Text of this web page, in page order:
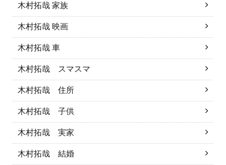
木村拓哉 家族
木村拓哉 映画
木村拓哉 車
木村拓哉 スマスマ
木村拓哉 住所
木村拓哉 子供
木村拓哉 実家
木村拓哉 結婚